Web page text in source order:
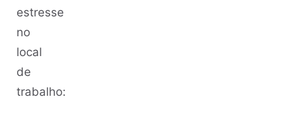
estresse
no
local
de
trabalho: